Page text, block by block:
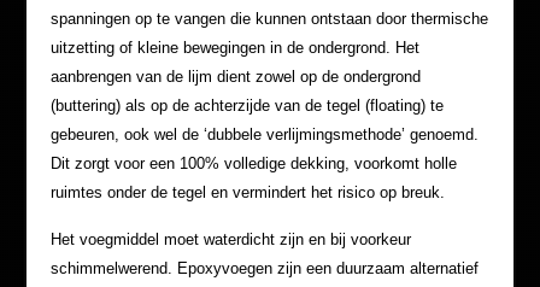
spanningen op te vangen die kunnen ontstaan door thermische
uitzetting of kleine bewegingen in de ondergrond. Het
aanbrengen van de lijm dient zowel op de ondergrond
(buttering) als op de achterzijde van de tegel (floating) te
gebeuren, ook wel de ‘dubbele verlijmingsmethode’ genoemd.
Dit zorgt voor een 100% volledige dekking, voorkomt holle
ruimtes onder de tegel en vermindert het risico op breuk.
Het voegmiddel moet waterdicht zijn en bij voorkeur
schimmelwerend. Epoxyvoegen zijn een duurzaam alternatief